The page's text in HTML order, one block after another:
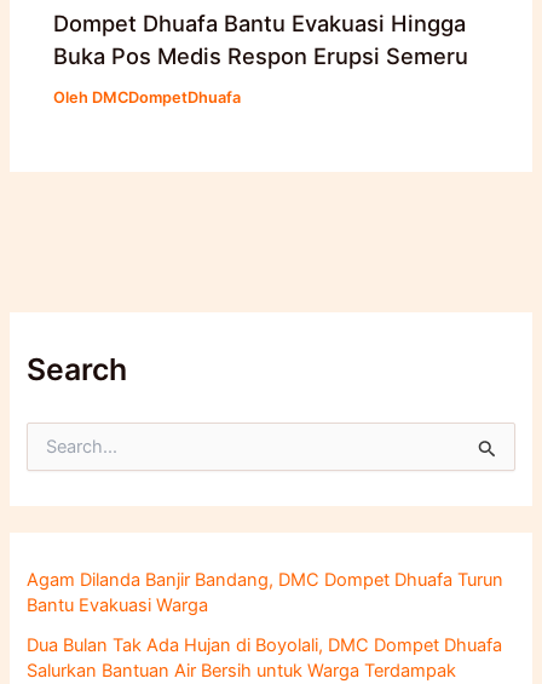
Dompet Dhuafa Bantu Evakuasi Hingga
Buka Pos Medis Respon Erupsi Semeru
Oleh DMCDompetDhuafa
Search
a
t
u
k
:
Agam Dilanda Banjir Bandang, DMC Dompet Dhuafa Turun
Bantu Evakuasi Warga
Dua Bulan Tak Ada Hujan di Boyolali, DMC Dompet Dhuafa
Salurkan Bantuan Air Bersih untuk Warga Terdampak